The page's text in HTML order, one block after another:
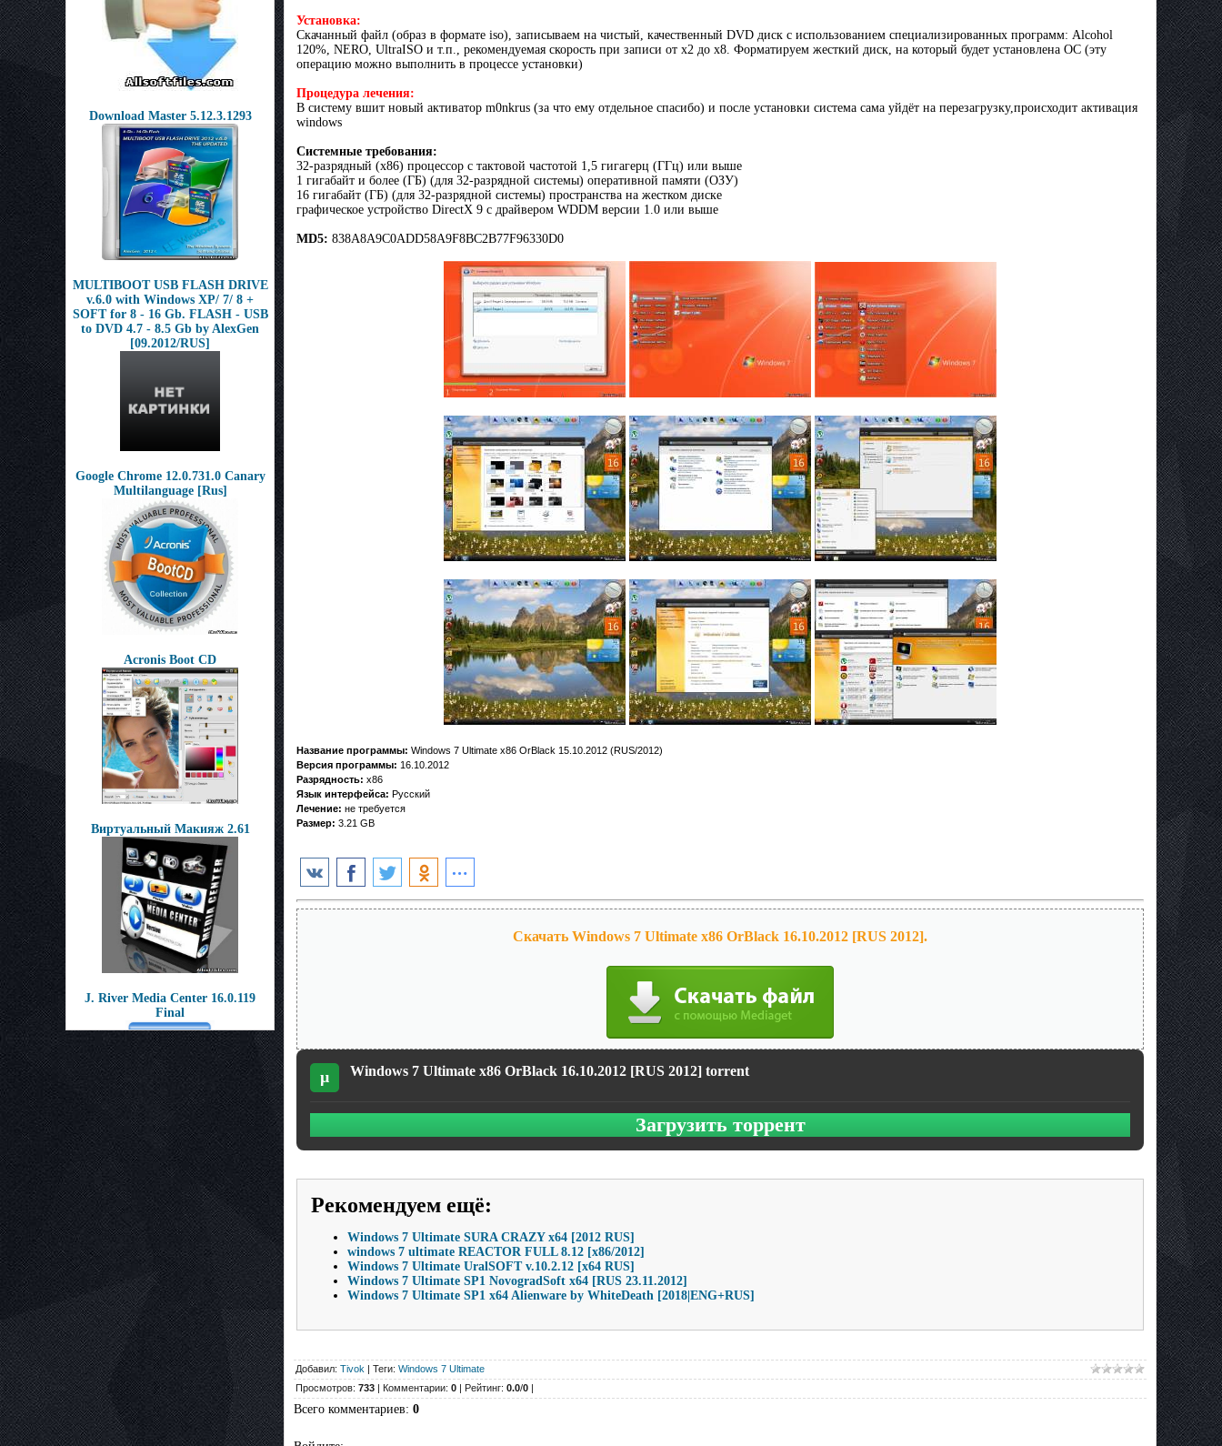
Download Master 5.12.3.1293
MULTIBOOT USB FLASH DRIVE
v.6.0 with Windows XP/ 7/ 8 +
SOFT for 8 - 16 Gb. FLASH - USB
to DVD 4.7 - 8.5 Gb by AlexGen
[09.2012/RUS]
Google Chrome 12.0.731.0 Canary
Multilanguage [Rus]
Acronis Boot CD
Виртуальный Макияж 2.61
J. River Media Center 16.0.119
Final
Установка:
Скачанный файл (образ в формате iso), записываем на чистый, качественный DVD диск с использованием специализированных программ: Alcohol
120%, NERO, UltraISO и т.п., рекомендуемая скорость при записи от x2 до x8. Форматируем жесткий диск, на который будет установлена ОС (эту
операцию можно выполнить в процессе установки)
Процедура лечения:
В систему вшит новый активатор m0nkrus (за что ему отдельное спасибо) и после установки система сама уйдёт на перезагрузку,происходит активация
windows
Системные требования:
32-разрядный (x86) процессор с тактовой частотой 1,5 гигагерц (ГГц) или выше
1 гигабайт и более (ГБ) (для 32-разрядной системы) оперативной памяти (ОЗУ)
16 гигабайт (ГБ) (для 32-разрядной системы) пространства на жестком диске
графическое устройство DirectX 9 с драйвером WDDM версии 1.0 или выше
MD5: 838A8A9C0ADD58A9F8BC2B77F96330D0
Название программы: Windows 7 Ultimate x86 OrBlack 15.10.2012 (RUS/2012)
Версия программы: 16.10.2012
Разрядность: x86
Язык интерфейса: Русский
Лечение: не требуется
Размер: 3.21 GB
Скачать Windows 7 Ultimate x86 OrBlack 16.10.2012 [RUS 2012].
µ Windows 7 Ultimate x86 OrBlack 16.10.2012 [RUS 2012] torrent
Загрузить торрент
Рекомендуем ещё:
Windows 7 Ultimate SURA CRAZY x64 [2012 RUS]
windows 7 ultimate REACTOR FULL 8.12 [x86/2012]
Windows 7 Ultimate UralSOFT v.10.2.12 [x64 RUS]
Windows 7 Ultimate SP1 NovogradSoft x64 [RUS 23.11.2012]
Windows 7 Ultimate SP1 x64 Alienware by WhiteDeath [2018|ENG+RUS]
Добавил: Tivok | Теги: Windows 7 Ultimate
Просмотров: 733 | Комментарии: 0 | Рейтинг: 0.0/0 |
Всего комментариев: 0